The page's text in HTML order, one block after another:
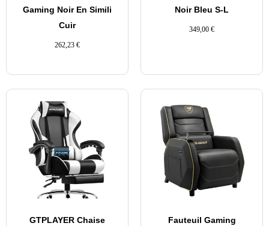
Gaming Noir En Simili
Cuir
262,23 €
Noir Bleu S-L
349,00 €
GTPLAYER Chaise
Fauteuil Gaming